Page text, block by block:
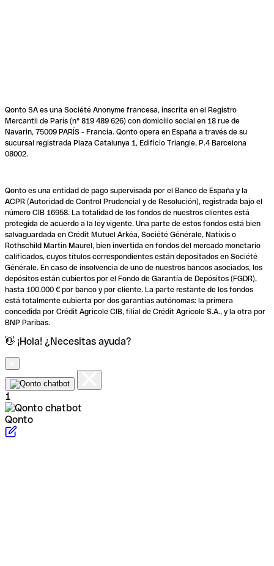
Qonto SA es una Société Anonyme francesa, inscrita en el Registro
Mercantil de París (n° 819 489 626) con domicilio social en 18 rue de
Navarin, 75009 PARÍS - Francia. Qonto opera en España a través de su
sucursal registrada Plaza Catalunya 1, Edificio Triangle, P.4 Barcelona
08002.
Qonto es una entidad de pago supervisada por el Banco de España y la
ACPR (Autoridad de Control Prudencial y de Resolución), registrada bajo el
número CIB 16958. La totalidad de los fondos de nuestros clientes está
protegida de acuerdo a la ley vigente. Una parte de estos fondos está bien
salvaguardada en Crédit Mutuel Arkéa, Société Générale, Natixis o
Rothschild Martin Maurel, bien invertida en fondos del mercado monetario
calificados, cuyos títulos correspondientes están depositados en Société
Générale. En caso de insolvencia de uno de nuestros bancos asociados, los
depósitos están cubiertos por el Fondo de Garantía de Depósitos (FGDR),
hasta 100.000 € por banco y por cliente. La parte restante de los fondos
está totalmente cubierta por dos garantías autónomas: la primera
concedida por Crédit Agricole CIB, filial de Crédit Agricole S.A., y la otra por
BNP Paribas.
👋 ¡Hola! ¿Necesitas ayuda?
1
Qonto